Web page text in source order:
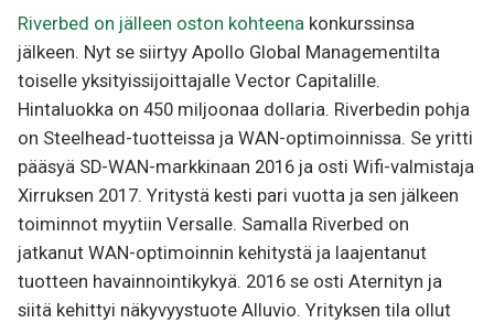
Riverbed on jälleen oston kohteena konkurssinsa
jälkeen. Nyt se siirtyy Apollo Global Managementilta
toiselle yksityissijoittajalle Vector Capitalille.
Hintaluokka on 450 miljoonaa dollaria. Riverbedin pohja
on Steelhead-tuotteissa ja WAN-optimoinnissa. Se yritti
pääsyä SD-WAN-markkinaan 2016 ja osti Wifi-valmistaja
Xirruksen 2017. Yritystä kesti pari vuotta ja sen jälkeen
toiminnot myytiin Versalle. Samalla Riverbed on
jatkanut WAN-optimoinnin kehitystä ja laajentanut
tuotteen havainnointikykyä. 2016 se osti Aternityn ja
siitä kehittyi näkyvyystuote Alluvio. Yrityksen tila ollut